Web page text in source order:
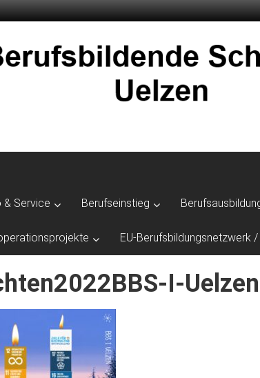
& Service Berufseinstieg
EU-Berufsbildungsnetzwerk
I-